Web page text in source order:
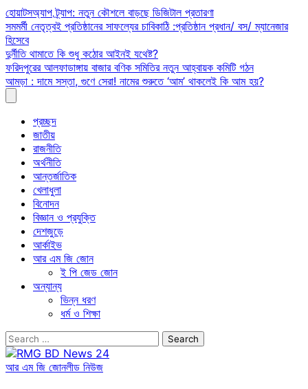
Skip
to
content
হোয়াটসঅ্যাপ ট্র্যাপ: নতুন কৌশলে বাড়ছে ডিজিটাল প্রতারণা
সমমর্মী নেতৃত্বই প্রতিষ্ঠানের সাফল্যের চাবিকাঠি :প্রতিষ্ঠান প্রধান/ বস/ ম্যানেজার
হিসেবে
দুর্নীতি থামাতে কি শুধু কঠোর আইনই যথেষ্ট?
ফরিদপুরের আলফাডাঙ্গায় বাজার বণিক সমিতির নতুন আহ্বায়ক কমিটি গঠন
আমড়া : দামে সস্তা, গুণে সেরা! নামের শুরুতে ‘আম’ থাকলেই কি আম হয়?
প্রচ্ছদ
জাতীয়
রাজনীতি
অর্থনীতি
আন্তর্জাতিক
খেলাধুলা
বিনোদন
বিজ্ঞান ও প্রযুক্তি
দেশজুড়ে
আর্কাইভ
আর এম জি জোন
ই পি জেড জোন
অন্যান্য
ভিন্ন ধরণ
ধর্ম ও শিক্ষা
Search
for:
আর এম জি জোনলীড নিউজ